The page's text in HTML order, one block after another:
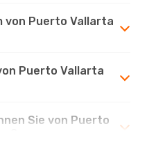
von Puerto Vallarta
Puerto Vallarta
Sie von Puerto